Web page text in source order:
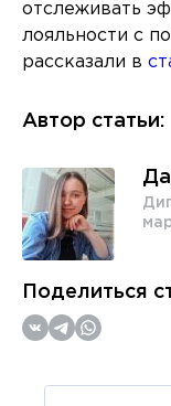
отслеживать
лояльности с
рассказали в
Автор статьи:
Поделиться